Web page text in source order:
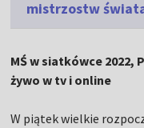
mistrzostw
MŚ w siatkówce 2022,
żywo w tv i online
W piątek wielkie